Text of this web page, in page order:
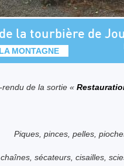
la tourbière de
MONTAGNE
de la sortie «
Piques, pinces, pelles,
chaînes, sécateurs, cisailles,